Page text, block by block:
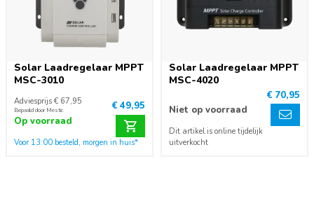
Solar Laadregelaar MPPT
MSC-3010
Adviesprijs € 67,95
Bepaald door Mestic
€ 49,95
Op voorraad
Voor 13:00 besteld, morgen in huis*
Solar Laadregelaar MPPT
MSC-4020
€ 70,95
Niet op voorraad
Dit artikel is online tijdelijk
uitverkocht